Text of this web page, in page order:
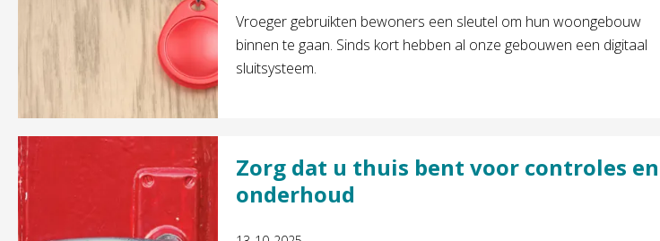
Vroeger gebruikten bewoners een sleutel om hun woongebouw
binnen te gaan. Sinds kort hebben al onze gebouwen een digitaal
sluitsysteem.
Zorg dat u thuis bent voor controles en
onderhoud